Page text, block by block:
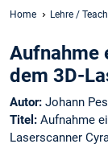
Home Lehre /
Aufnahme
dem 3D-
Autor: Johann
Titel: Aufnahme
Laserscanner